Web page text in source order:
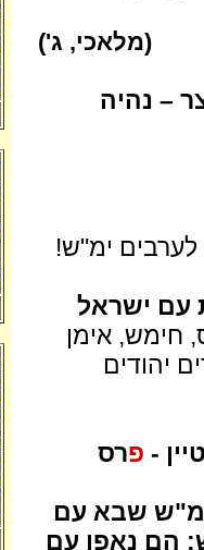
(מלאכי, ג')
– נהיה
ימ"ש!
עם ישראל
חימש, אימן
יהודים
- פרס
שבא עם
הם נאפו עם